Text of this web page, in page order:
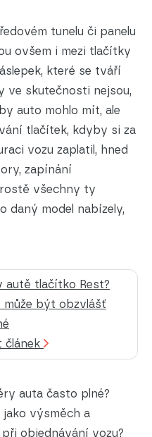
tunelu či panelu
ovšem i mezi tlačítky
které se tváří
ve skutečnosti nejsou,
auto mohlo mít, ale
tlačítek, kdyby si za
vozu zaplatil, hned
zapínání
všechny ty
daný model nabízely,
autě tlačítko Rest?
může být obzvlášť
článek
auta často plné?
jako výsměch a
objednávání vozu?